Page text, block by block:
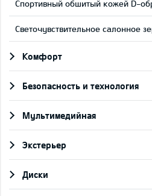
Cпортивный обшитый кожей D-
Светочувствительное салонное
Комфорт
Безопасность и технология
Мультимедийная
Экстерьер
Диски